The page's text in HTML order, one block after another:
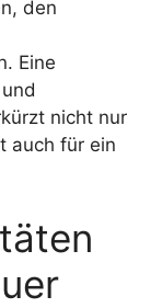
den
Eine
nicht nur
auch für ein